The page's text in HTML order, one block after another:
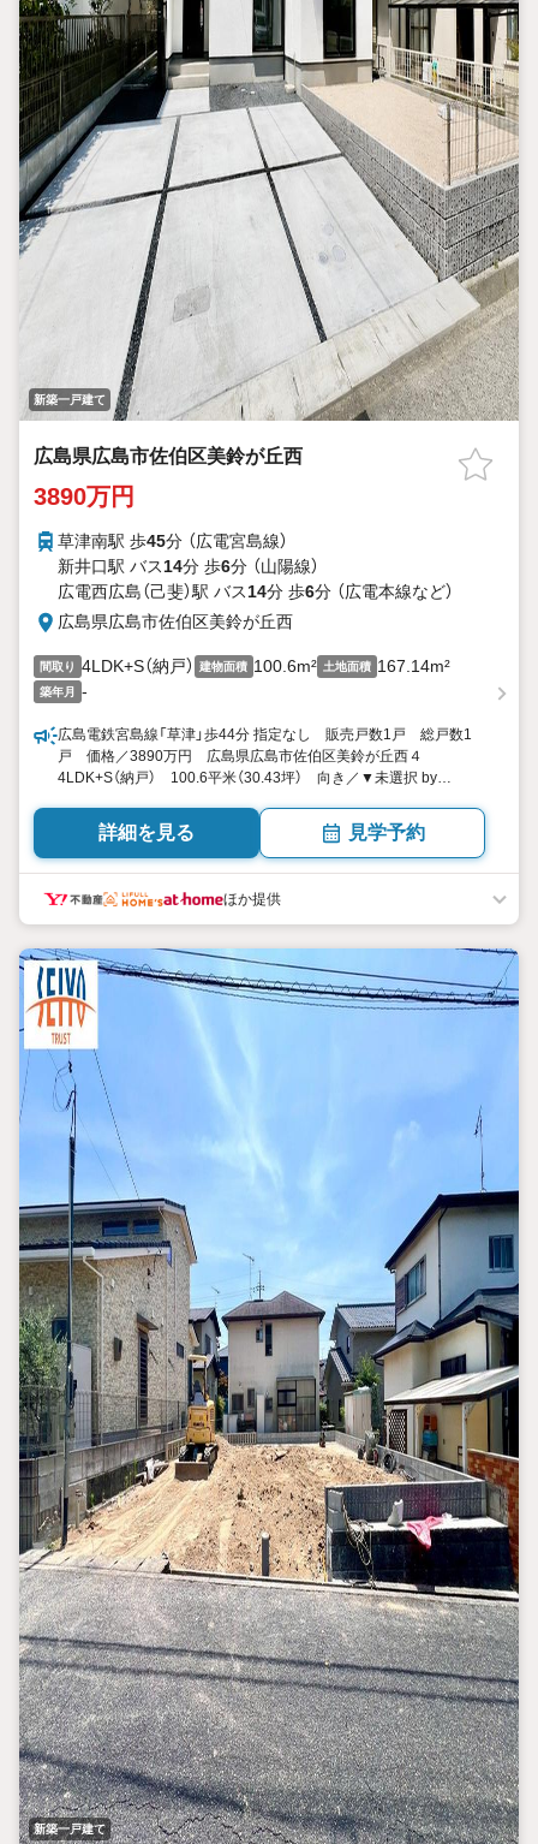
新築一戸建て
広島県広島市佐伯区美鈴が丘西
3890万円
草津南駅 歩45分 （広電宮島線）
新井口駅 バス14分 歩6分 （山陽線）
広電西広島（己斐）駅 バス14分 歩6分 （広電本線など）
広島県広島市佐伯区美鈴が丘西
間取り 4LDK+S（納戸） 建物面積 100.6m² 土地面積 167.14m²
築年月 -
広島電鉄宮島線「草津」歩44分 指定なし 販売戸数1戸 総戸数1
戸 価格／3890万円 広島県広島市佐伯区美鈴が丘西４
4LDK+S（納戸） 100.6平米（30.43坪） 向き／▼未選択 by
詳細を見る 見学予約
ほか提供
新築一戸建て